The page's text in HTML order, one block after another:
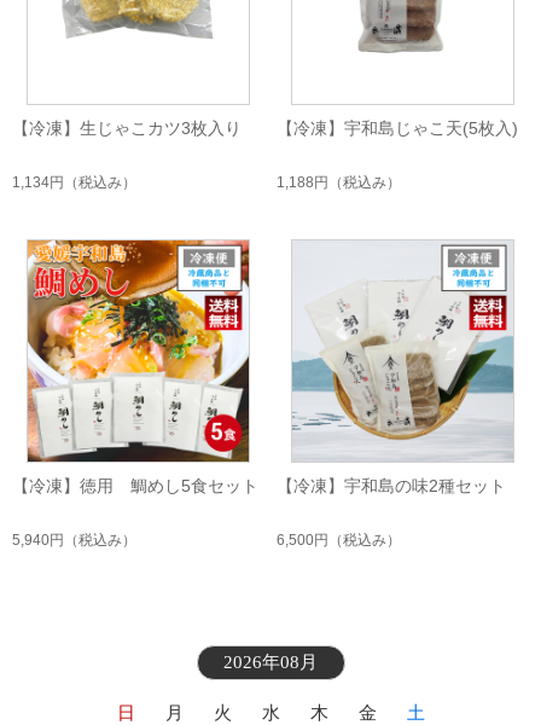
【冷凍】生じゃこカツ3枚入り
1,134円 （税込み）
【冷凍】宇和島じゃこ天(5枚入)
1,188円 （税込み）
【冷凍】徳用 鯛めし5食セット
5,940円 （税込み）
【冷凍】宇和島の味2種セット
6,500円 （税込み）
2026年08月
日 月 火 水 木 金
土